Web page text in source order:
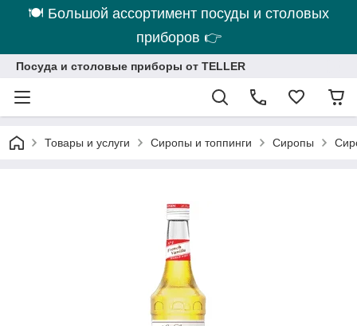
🍽 Большой ассортимент посуды и столовых
приборов 👉
Посуда и столовые приборы от TELLER
Товары и услуги Сиропы и топпинги Сиропы